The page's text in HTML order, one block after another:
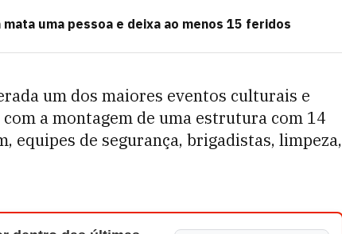
uma pessoa e deixa ao menos 15 feridos
um dos maiores eventos culturais e
a montagem de uma estrutura com 14
equipes de segurança, brigadistas, limpeza,